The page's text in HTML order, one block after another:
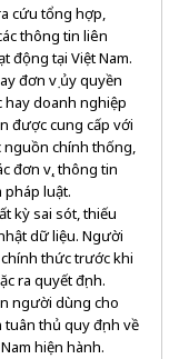
cứu tổng hợp,
thông tin liên
động tại Việt Nam.
đơn vị ủy quyền
hay doanh nghiệp
được cung cấp với
nguồn chính thống,
đơn vị, thông tin
pháp luật.
kỳ sai sót, thiếu
dữ liệu. Người
thức trước khi
ra quyết định.
người dùng cho
thủ quy định về
hiện hành.